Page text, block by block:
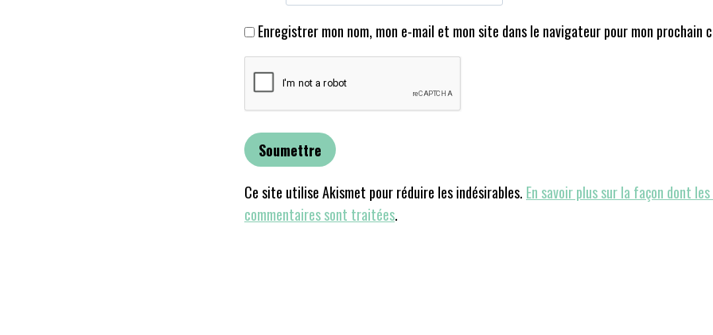
Enregistrer mon nom, mon e-mail et mon site dans le navigateur pour mon prochain
Ce site utilise Akismet pour réduire les indésirables. En savoir plus sur la façon dont
commentaires sont traitées.